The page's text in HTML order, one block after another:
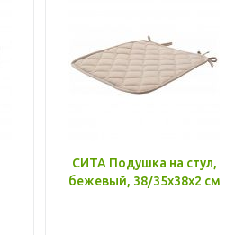
СИТА Подушка на стул,
бежевый, 38/35x38x2 см